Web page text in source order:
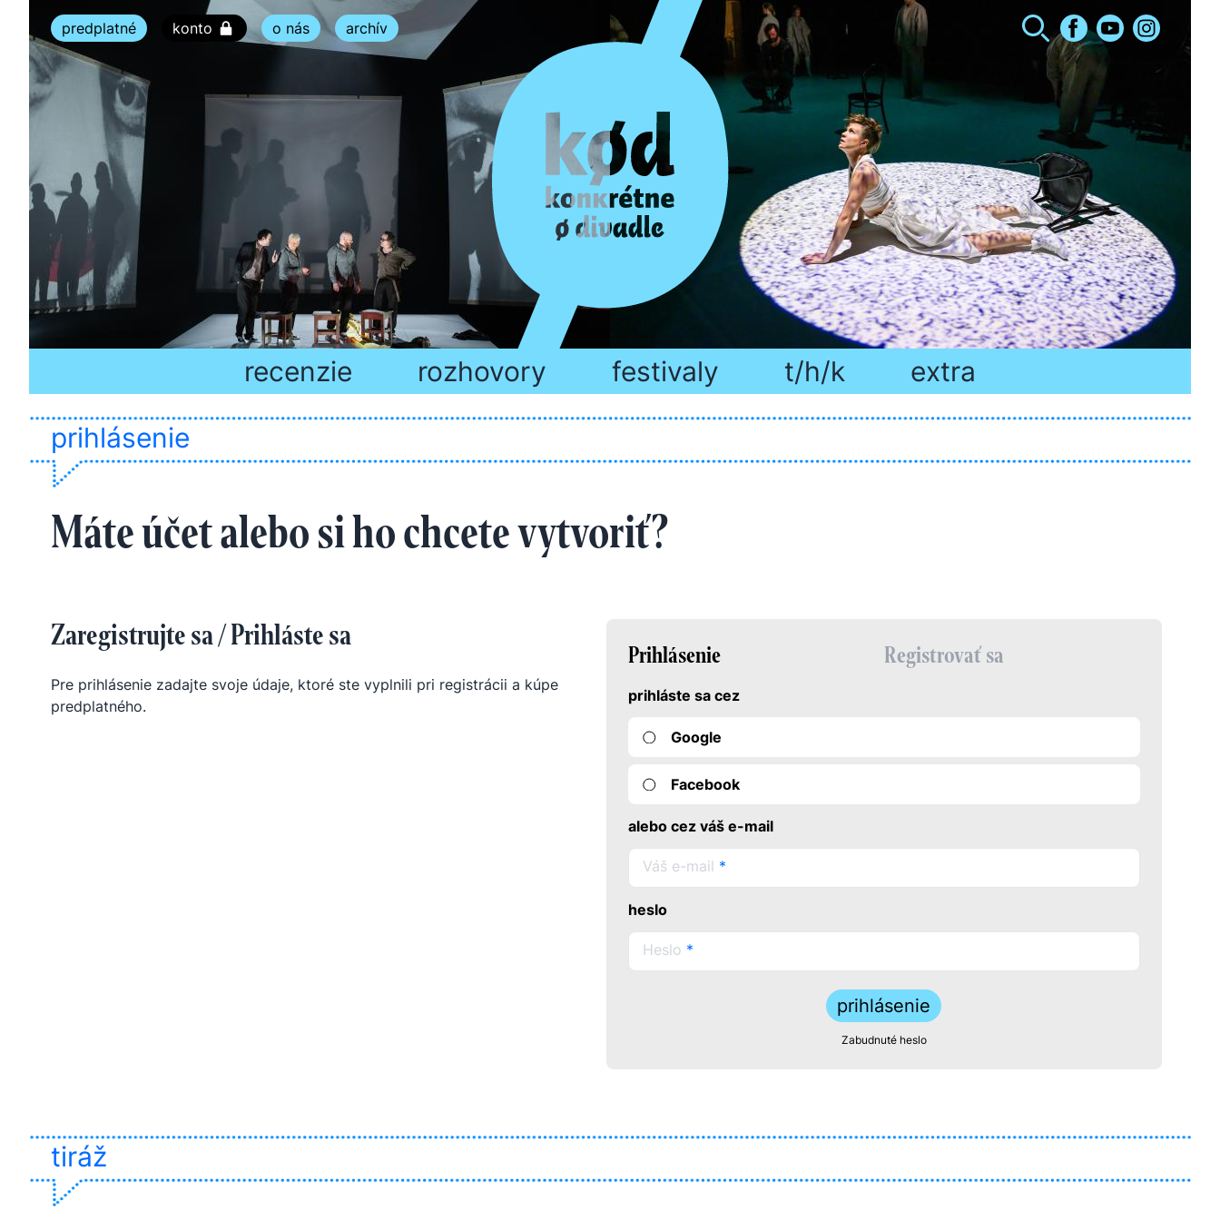
predplatné konto o nás archív
recenzie rozhovory festivaly t/h/k extra
prihlásenie
Máte účet alebo si ho chcete vytvoriť?
Zaregistrujte sa / Prihláste sa
Pre prihlásenie zadajte svoje údaje, ktoré ste vyplnili pri registrácii a kúpe
predplatného.
Prihlásenie Registrovať sa
prihláste sa cez
Google
Facebook
alebo cez váš e-mail
Váš e-mail *
heslo
Heslo *
prihlásenie
Zabudnuté heslo
tiráž